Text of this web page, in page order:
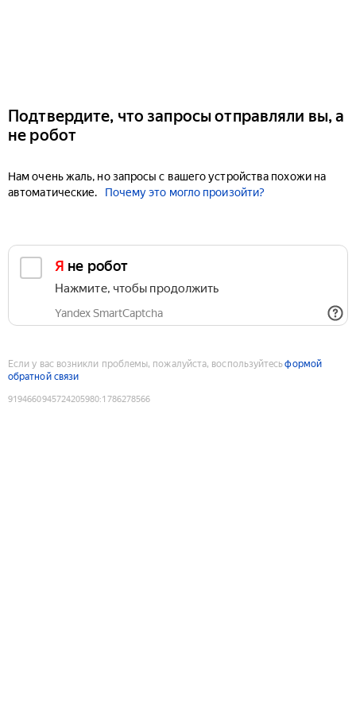
Подтвердите, что запросы отправляли вы, а
не робот
Нам очень жаль, но запросы с вашего устройства похожи на
автоматические.
Почему это могло произойти?
Я не робот
Нажмите, чтобы продолжить
Yandex SmartCaptcha
Если у вас возникли проблемы, пожалуйста, воспользуйтесьформой
обратной связи
9194660945724205980:1786278566